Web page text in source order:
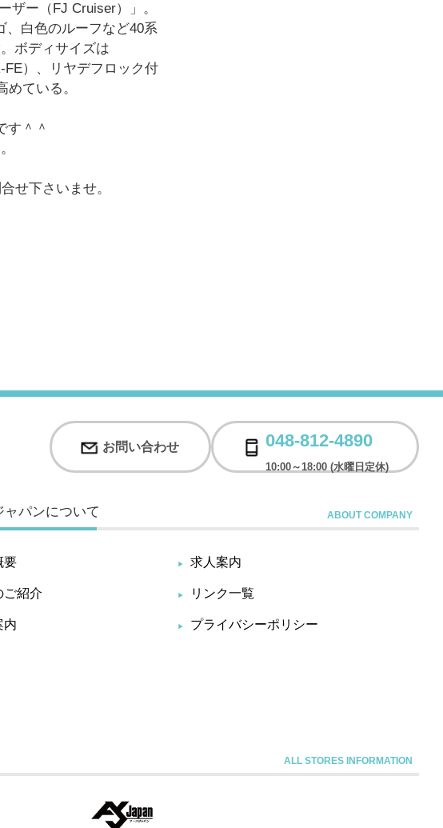
ザー（FJ Cruiser）」。
、白色のルーフなど40系
ボディサイズは
FE）、リヤデフロック付
ている。
す＾＾
せ下さいませ。
お問い合わせ 048-812-4890
10:00～18:00 (水曜日定休)
ャパンについて
要 求人案内
ご紹介 リンク一覧
内 プライバシーポリシー